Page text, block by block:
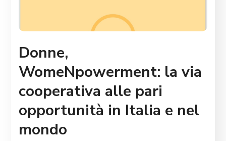
Donne,
WomeNpowerment: la via
cooperativa alle pari
opportunità in Italia e nel
mondo